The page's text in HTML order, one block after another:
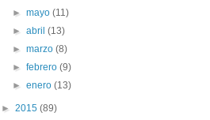
►mayo(11)
►abril(13)
►marzo(8)
►febrero(9)
►enero(13)
► 2015 (89)